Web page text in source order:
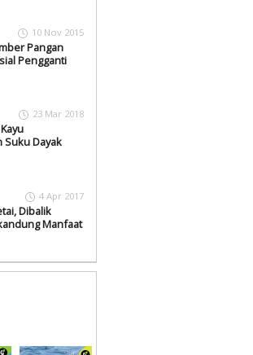
10 Nov 2015
Pangan
Pengganti
23 Mar 2018
Suku Dayak
4 Apr 2017
Dibalik
Manfaat